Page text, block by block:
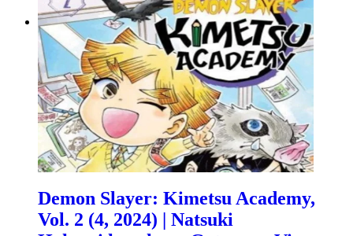
Demon Slayer: Kimetsu Academy,
Vol. 2 (4, 2024) | Natsuki